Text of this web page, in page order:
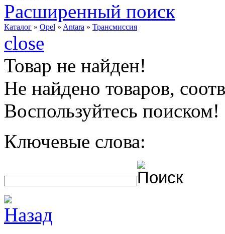
Расширенный поиск
Каталог » Opel » Antara » Трансмиссия
close
Товар не найден!
Не найдено товаров,
Воспользуйтесь поиском!
Ключевые слова: